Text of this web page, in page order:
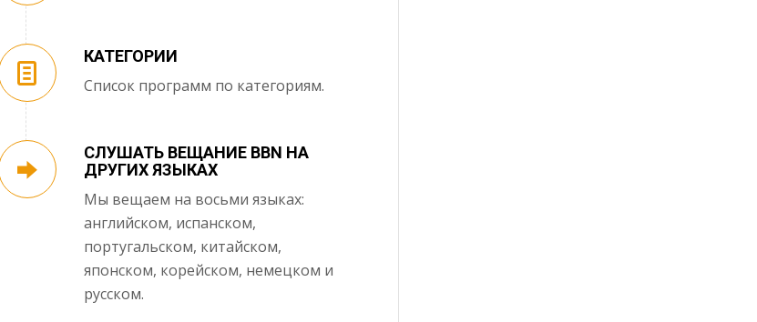
КАТЕГОРИИ
Список программ по категориям.
СЛУШАТЬ ВЕЩАНИЕ BBN НА
ДРУГИХ ЯЗЫКАХ
Мы вещаем на восьми языках:
английском, испанском,
португальском, китайском,
японском, корейском, немецком и
русском.